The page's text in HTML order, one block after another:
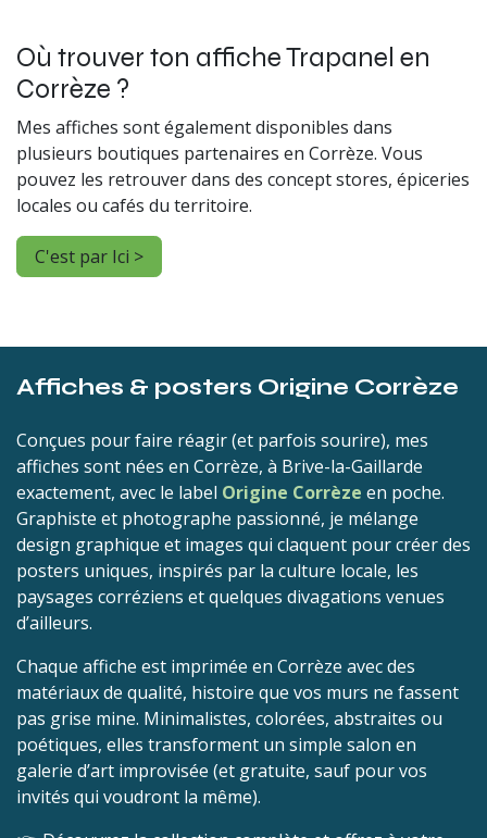
Où trouver ton affiche Trapanel en
Corrèze ?
Mes affiches sont également disponibles dans
plusieurs boutiques partenaires en Corrèze. Vous
pouvez les retrouver dans des concept stores, épiceries
locales ou cafés du territoire.
C'est par Ici >
Affiches & posters Origine Corrèze
Conçues pour faire réagir (et parfois sourire), mes
affiches sont nées en Corrèze, à Brive-la-Gaillarde
exactement, avec le label Origine Corrèze en poche.
Graphiste et photographe passionné, je mélange
design graphique et images qui claquent pour créer des
posters uniques, inspirés par la culture locale, les
paysages corréziens et quelques divagations venues
d’ailleurs.
Chaque affiche est imprimée en Corrèze avec des
matériaux de qualité, histoire que vos murs ne fassent
pas grise mine. Minimalistes, colorées, abstraites ou
poétiques, elles transforment un simple salon en
galerie d’art improvisée (et gratuite, sauf pour vos
invités qui voudront la même).